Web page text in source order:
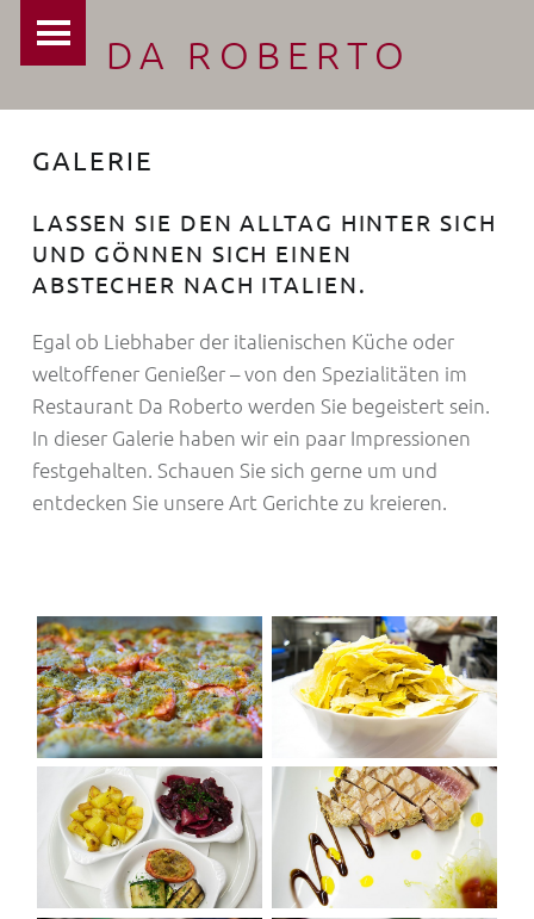
DA ROBERTO
GALERIE
LASSEN SIE DEN ALLTAG HINTER SICH
UND GÖNNEN SICH EINEN
ABSTECHER NACH ITALIEN.
Egal ob Liebhaber der italienischen Küche oder
weltoffener Genießer – von den Spezialitäten im
Restaurant Da Roberto werden Sie begeistert sein.
In dieser Galerie haben wir ein paar Impressionen
festgehalten. Schauen Sie sich gerne um und
entdecken Sie unsere Art Gerichte zu kreieren.